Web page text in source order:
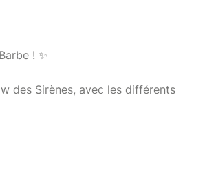
! ✨
des Sirènes, avec les différents